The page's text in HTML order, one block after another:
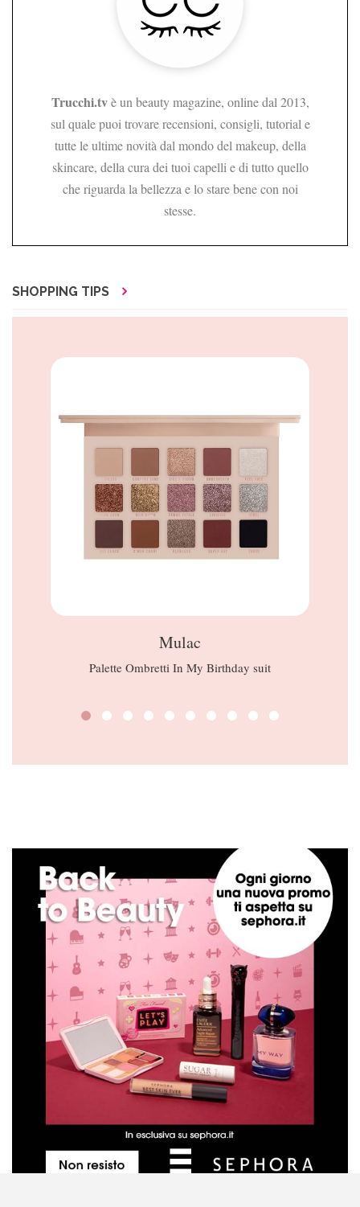
Trucchi.tvè un beauty magazine, online dal 2013,
sul quale puoi trovare recensioni, consigli, tutorial e
tutte le ultime novità dal mondo del makeup, della
skincare, della cura dei tuoi capelli e di tutto quello
che riguarda la bellezza e lo stare bene con noi
stesse.
SHOPPING TIPS
Mulac
Palette Ombretti In My Birthday suit